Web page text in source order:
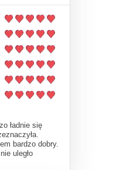
ładnie się
bardzo dobry.
uległo